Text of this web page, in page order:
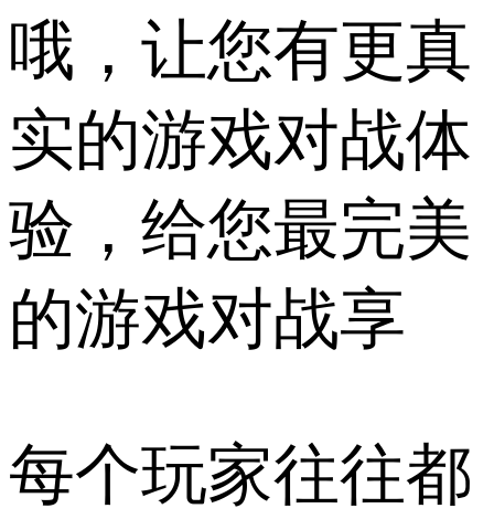
哦，让您有更真
实的游戏对战体
验，给您最完美
的游戏对战享
每个玩家往往都